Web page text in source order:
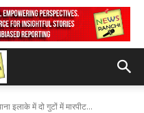
इलाके में दो गुटों में मारपीट...